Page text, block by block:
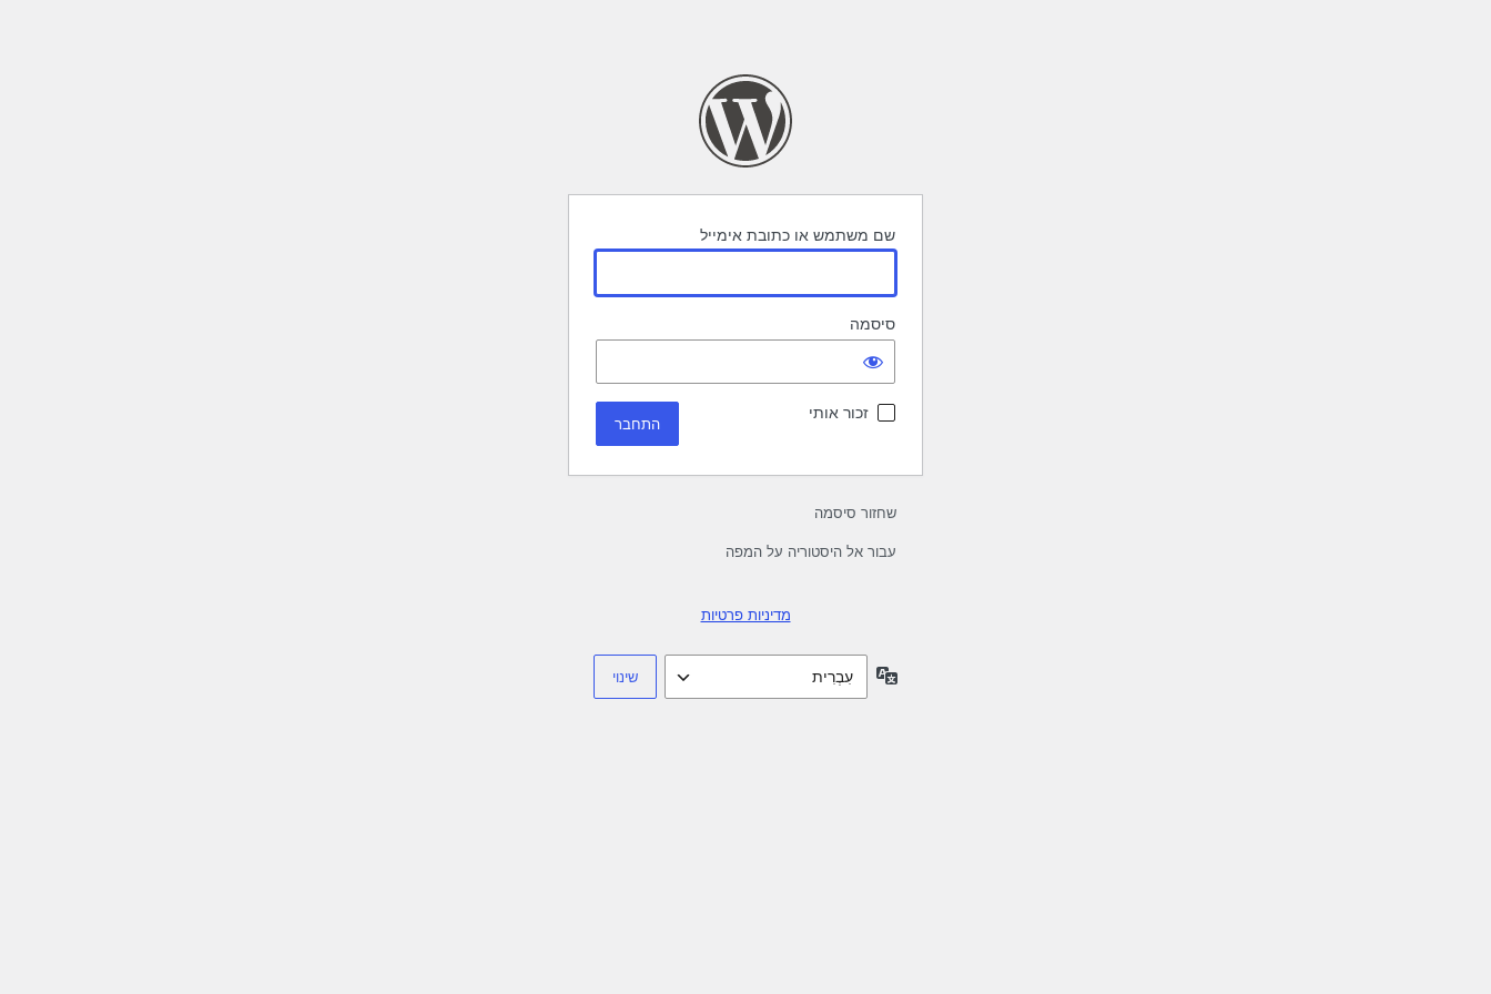
שם משתמש או כתובת אימייל
סיסמה
זכור אותי
שחזור סיסמה
עבור אל היסטוריה על המפה
מדיניות פרטיות
שפה